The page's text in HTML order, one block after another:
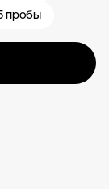
пробы